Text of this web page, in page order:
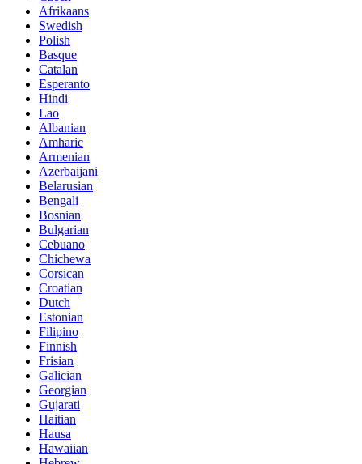
Afrikaans
Swedish
Polish
Basque
Catalan
Esperanto
Hindi
Lao
Albanian
Amharic
Armenian
Azerbaijani
Belarusian
Bengali
Bosnian
Bulgarian
Cebuano
Chichewa
Corsican
Croatian
Dutch
Estonian
Filipino
Finnish
Frisian
Galician
Georgian
Gujarati
Haitian
Hausa
Hawaiian